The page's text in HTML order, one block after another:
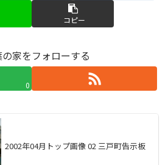
コピー
家をフォローする
0
2002年04月トップ画像 02 三戸町告示板